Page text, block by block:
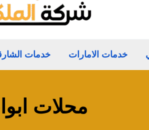
خدمات الامارات خدمات
محلات